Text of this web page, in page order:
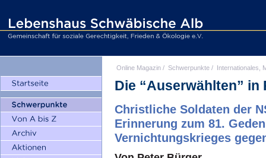
Online Magazin / Schwerpunkte / Internationales,
Die “Auserwählten” in
Christliche Soldaten der
Erinnerung zum 81.
Vernichtungskrieges